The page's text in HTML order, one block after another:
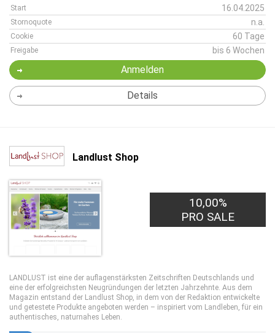
Start 16.04.2025
Stornoquote n.a.
Cookie 60 Tage
Freigabe bis 6 Wochen
Anmelden
Details
Landlust Shop
10,00%
PRO SALE
LANDLUST ist eine der auflagenstärksten Zeitschriften Deutschlands und
eine der erfolgreichsten Neugründungen der letzten Jahrzehnte. Aus dem
Magazin entstand der Landlust Shop, in dem von der Redaktion entwickelte
und getestete Produkte angeboten werden – inspiriert vom Landleben, für ein
authentisches, naturnahes Leben.